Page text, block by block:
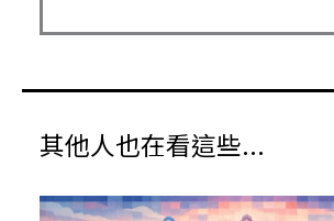
其他人也在看這些...